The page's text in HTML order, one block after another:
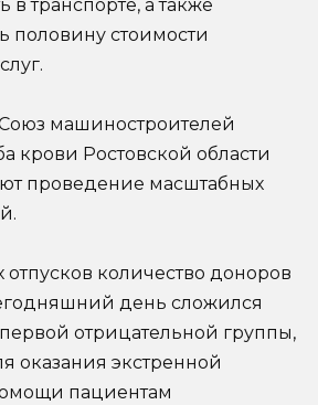
в транспорте, а также
половину стоимости
машиностроителей
крови Ростовской области
проведение масштабных
количество доноров
день сложился
отрицательной группы,
оказания экстренной
пациентам